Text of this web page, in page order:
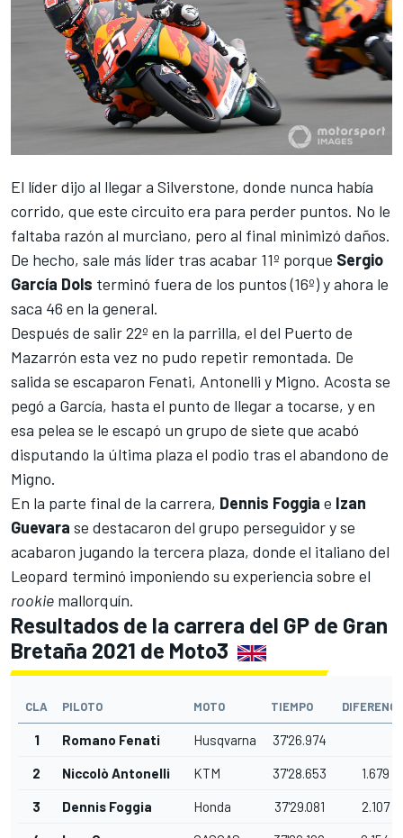
El líder dijo al llegar a Silverstone, donde nunca había
corrido, que este circuito era para perder puntos. No le
faltaba razón al murciano, pero al final minimizó daños.
De hecho, sale más líder tras acabar 11º porque Sergio
García Dols terminó fuera de los puntos (16º) y ahora le
saca 46 en la general.
Después de salir 22º en la parrilla, el del Puerto de
Mazarrón esta vez no pudo repetir remontada. De
salida se escaparon Fenati, Antonelli y Migno. Acosta se
pegó a García, hasta el punto de llegar a tocarse, y en
esa pelea se le escapó un grupo de siete que acabó
disputando la última plaza el podio tras el abandono de
Migno.
En la parte final de la carrera, Dennis Foggia e Izan
Guevara se destacaron del grupo perseguidor y se
acabaron jugando la tercera plaza, donde el italiano del
Leopard terminó imponiendo su experiencia sobre el
rookie mallorquín.
Resultados de la carrera del GP de Gran
Bretaña 2021 de Moto3
CLA PILOTO MOTO TIEMPO
1 Romano Fenati Husqvarna 37'26.974
2 Niccolò Antonelli KTM 37'28.653 1.679
3 Dennis Foggia Honda 37'29.081 2.107